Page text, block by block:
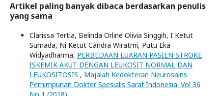
Artikel paling banyak dibaca berdasarkan penulis
yang sama
Clarissa Tertia, Belinda Orline Olivia Singgih, I Ketut
Sumada, Ni Ketut Candra Wiratmi, Putu Eka
Widyadharma, PERBEDAAN LUARAN PASIEN STROKE
ISKEMIK AKUT DENGAN LEUKOSIT NORMAL DAN
LEUKOSITOSIS , Majalah Kedokteran Neurosains
Perhimpunan Dokter Spesialis Saraf Indonesia: Vol 36